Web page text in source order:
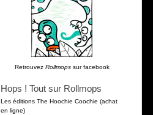
Retrouvez Rollmopssur facebook
Hops ! Tout sur Rollmops
Les éditions The Hoochie Coochie (achat
en ligne)